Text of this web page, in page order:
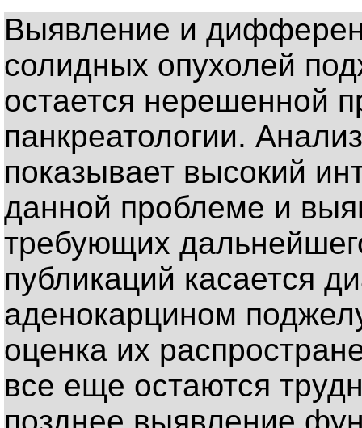
Выявление и
солидных опухолей
остается нерешенной
панкреатологии.
показывает высокий
данной проблеме и
требующих
публикаций касается
аденокарцином
оценка их
все еще остаются